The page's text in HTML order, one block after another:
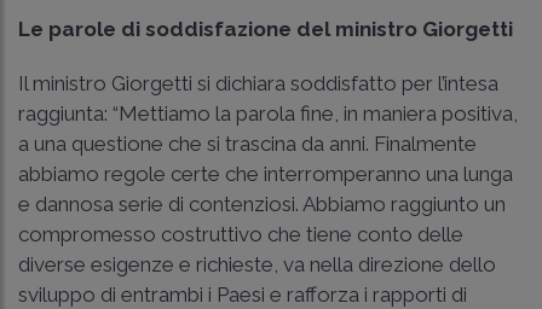
Le parole di soddisfazione del ministro Giorgetti
Il ministro Giorgetti si dichiara soddisfatto per l’intesa
raggiunta: “Mettiamo la parola fine, in maniera positiva,
a una questione che si trascina da anni. Finalmente
abbiamo regole certe che interromperanno una lunga
e dannosa serie di contenziosi. Abbiamo raggiunto un
compromesso costruttivo che tiene conto delle
diverse esigenze e richieste, va nella direzione dello
sviluppo di entrambi i Paesi e rafforza i rapporti di